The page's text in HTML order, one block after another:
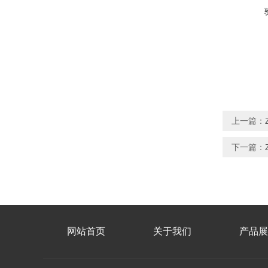
上一篇：
下一篇：
网站首页 关于我们 产品